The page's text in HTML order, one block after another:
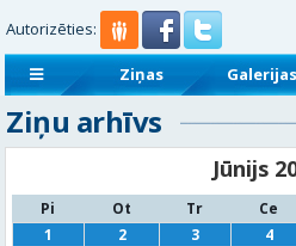
Autorizēties:
Ziņas Galerijas
Sludinājumi
Reklāmraksti
Ziņu arhīvs
Jūnijs
Pi Ot Tr Ce
1
2 3 4